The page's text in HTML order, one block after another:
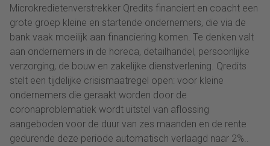
Microkredietenverstrekker Qredits financiert en coacht een
grote groep kleine en startende ondernemers, die via de
bank vaak moeilijk aan financiering komen. Te denken valt
aan ondernemers in de horeca, detailhandel, persoonlijke
verzorging, de bouw en zakelijke dienstverlening. Qredits
stelt een tijdelijke crisismaatregel open: voor kleine
ondernemers die geraakt worden door de
coronaproblematiek wordt uitstel van aflossing
aangeboden voor de duur van zes maanden en de rente
gedurende deze periode automatisch verlaagd naar 2%..